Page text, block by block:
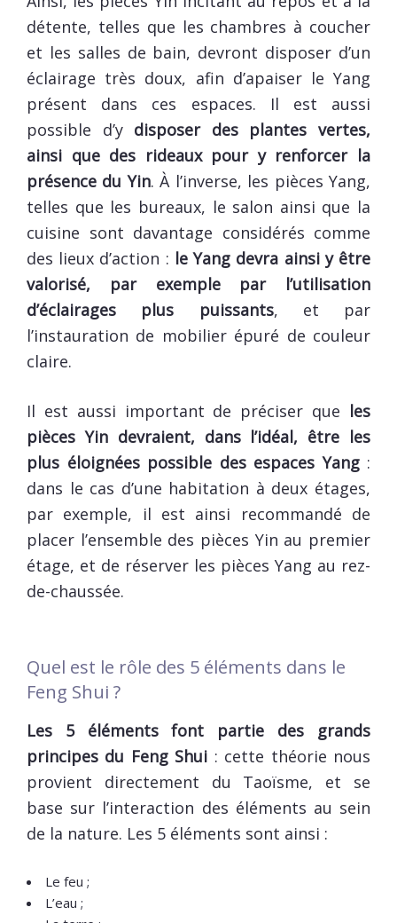
détente, telles que les chambres à coucher
et les salles de bain, devront disposer d’un
éclairage très doux, afin d’apaiser le Yang
présent dans ces espaces. Il est aussi
possible d’y disposer des plantes vertes,
ainsi que des rideaux pour y renforcer la
présence du Yin. À l’inverse, les pièces Yang,
telles que les bureaux, le salon ainsi que la
cuisine sont davantage considérés comme
des lieux d’action : le Yang devra ainsi y être
valorisé, par exemple par l’utilisation
d’éclairages plus puissants, et par
l’instauration de mobilier épuré de couleur
claire.
Il est aussi important de préciser que les
pièces Yin devraient, dans l’idéal, être les
plus éloignées possible des espaces Yang:
dans le cas d’une habitation à deux étages,
par exemple, il est ainsi recommandé de
placer l’ensemble des pièces Yin au premier
étage, et de réserver les pièces Yang au rez-
de-chaussée.
Quel est le rôle des 5 éléments dans le
Feng Shui ?
Les 5 éléments font partie des grands
principes du Feng Shui : cette théorie nous
provient directement du Taoïsme, et se
base sur l’interaction des éléments au sein
de la nature. Les 5 éléments sont ainsi :
Le feu ;
L’eau ;